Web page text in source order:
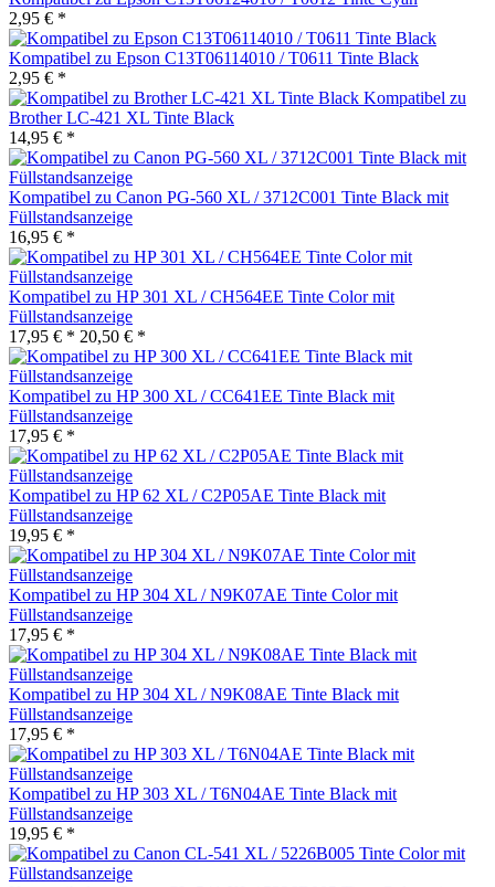
2,95 € *
Kompatibel zu Epson C13T06114010 / T0611 Tinte Black
2,95 € *
Kompatibel zu
Brother LC-421 XL Tinte Black
14,95 € *
Kompatibel zu Canon PG-560 XL / 3712C001 Tinte Black mit
Füllstandsanzeige
16,95 € *
Kompatibel zu HP 301 XL / CH564EE Tinte Color mit
Füllstandsanzeige
17,95 € * 20,50 € *
Kompatibel zu HP 300 XL / CC641EE Tinte Black mit
Füllstandsanzeige
17,95 € *
Kompatibel zu HP 62 XL / C2P05AE Tinte Black mit
Füllstandsanzeige
19,95 € *
Kompatibel zu HP 304 XL / N9K07AE Tinte Color mit
Füllstandsanzeige
17,95 € *
Kompatibel zu HP 304 XL / N9K08AE Tinte Black mit
Füllstandsanzeige
17,95 € *
Kompatibel zu HP 303 XL / T6N04AE Tinte Black mit
Füllstandsanzeige
19,95 € *